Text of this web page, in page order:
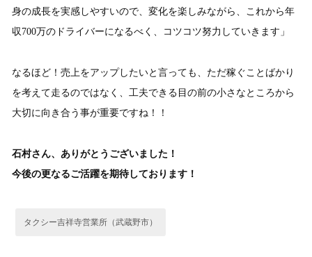
身の成長を実感しやすいので、変化を楽しみながら、これから年
収700万のドライバーになるべく、コツコツ努力していきます」
なるほど！売上をアップしたいと言っても、ただ稼ぐことばかり
を考えて走るのではなく、工夫できる目の前の小さなところから
大切に向き合う事が重要ですね！！
石村さん、ありがとうございました！
今後の更なるご活躍を期待しております！
タクシー吉祥寺営業所（武蔵野市）